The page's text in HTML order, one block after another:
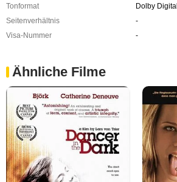
Tonformat
Dolby Digital
Seitenverhältnis
-
Visa-Nummer
-
Ähnliche Filme